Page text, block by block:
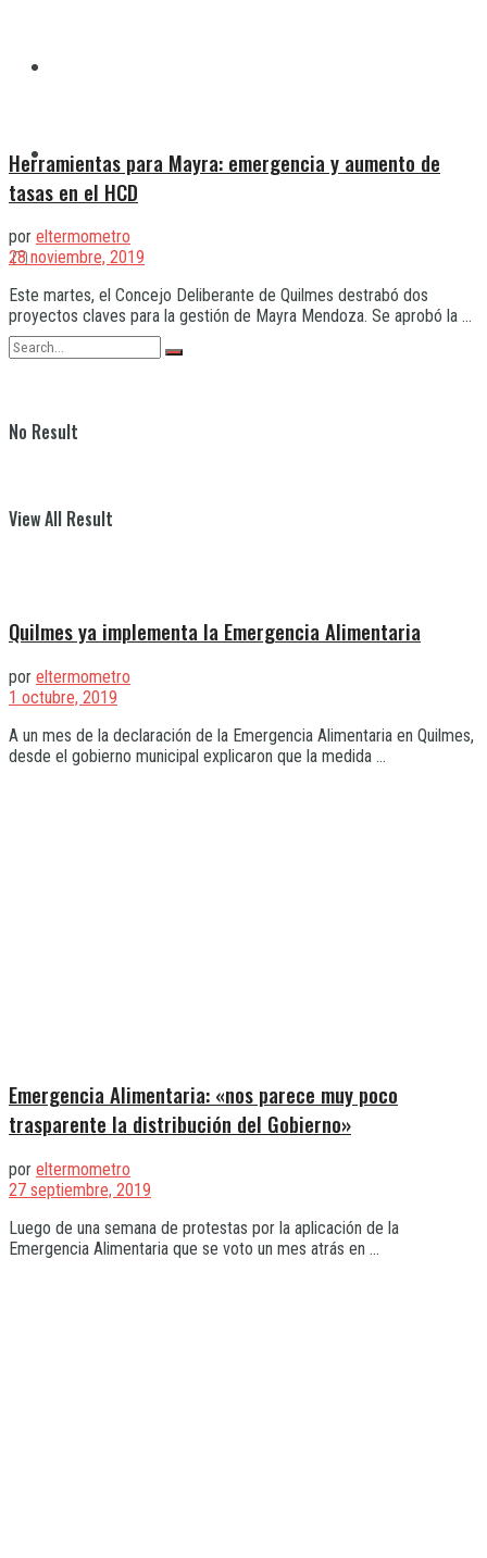
Varela
No Result
View All Result
Herramientas para Mayra: emergencia y aumento de
tasas en el HCD
por eltermometro
28 noviembre, 2019
Este martes, el Concejo Deliberante de Quilmes destrabó dos
proyectos claves para la gestión de Mayra Mendoza. Se aprobó la ...
Quilmes ya implementa la Emergencia Alimentaria
por eltermometro
1 octubre, 2019
A un mes de la declaración de la Emergencia Alimentaria en Quilmes,
desde el gobierno municipal explicaron que la medida ...
Emergencia Alimentaria: «nos parece muy poco
trasparente la distribución del Gobierno»
por eltermometro
27 septiembre, 2019
Luego de una semana de protestas por la aplicación de la
Emergencia Alimentaria que se voto un mes atrás en ...